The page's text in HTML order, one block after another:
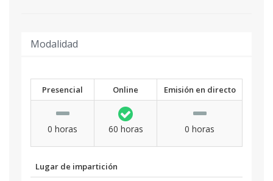
Modalidad
Presencial Online Emisión en directo
0 horas 60 horas 0 horas
Lugar de impartición